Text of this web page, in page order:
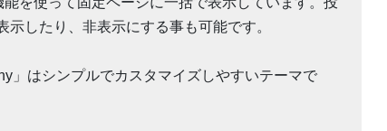
したり、非表示にする事も可能です。
」はシンプルでカスタマイズしやすいテーマで